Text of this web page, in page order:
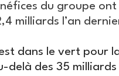
du groupe
milliards l’an
dans le vert pour
delà des 35